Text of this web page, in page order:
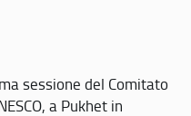
sessione del Comitato
a Pukhet in